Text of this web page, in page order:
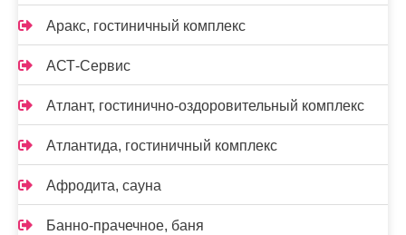
Аракс, гостиничный комплекс
АСТ-Сервис
Атлант, гостинично-оздоровительный комплекс
Атлантида, гостиничный комплекс
Афродита, сауна
Банно-прачечное, баня